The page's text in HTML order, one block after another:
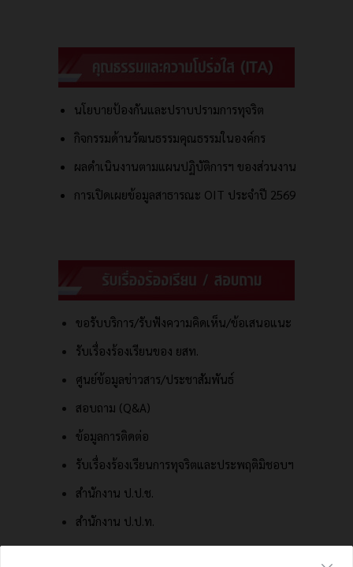
นโยบายป้องกันและปราบปรามการทุจริต
กิจกรรมด้านวัฒนธรรมคุณธรรมในองค์กร
ผลดำเนินงานตามแผนปฏิบัติการฯ ของส่วนงาน
การเปิดเผยข้อมูลสาธารณะ OIT ประจำปี 2569
ขอรับบริการ/รับฟังความคิดเห็น/ข้อเสนอแนะ
รับเรื่องร้องเรียนของ ยสท.
ศูนย์ข้อมูลข่าวสาร/ประชาสัมพันธ์
สอบถาม (Q&A)
ข้อมูลการติดต่อ
รับเรื่องร้องเรียนการทุจริตและประพฤติมิชอบฯ
สำนักงาน ป.ป.ช.
สำนักงาน ป.ป.ท.